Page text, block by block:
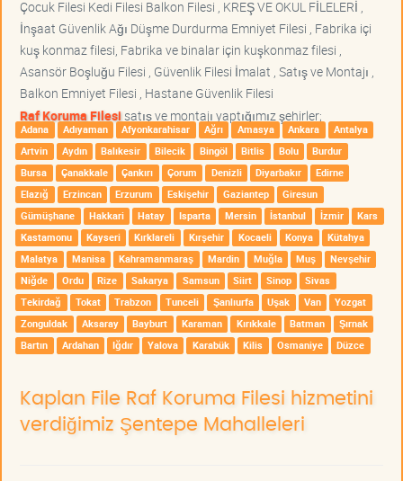
Çocuk Filesi Kedi Filesi Balkon Filesi , KREŞ VE OKUL FİLELERİ ,
İnşaat Güvenlik Ağı Düşme Durdurma Emniyet Filesi , Fabrika içi
kuş konmaz filesi, Fabrika ve binalar için kuşkonmaz filesi ,
Asansör Boşluğu Filesi , Güvenlik Filesi İmalat , Satış ve Montajı ,
Balkon Emniyet Filesi , Hastane Güvenlik Filesi
Raf Koruma Filesisatış ve montajı yaptığımız şehirler;
Adana Adıyaman Afyonkarahisar Ağrı Amasya Ankara
Antalya
Artvin
Aydın Balıkesir Bilecik Bingöl Bitlis Bolu
Burdur
Bursa
Çanakkale Çankırı Çorum Denizli Diyarbakır
Edirne
Elazığ
Erzincan Erzurum Eskişehir Gaziantep
Giresun
Gümüşhane
Hakkari Hatay Isparta Mersin İstanbul İzmir
Kars
Kastamonu
Kayseri Kırklareli Kırşehir Kocaeli Konya
Kütahya
Malatya
Manisa Kahramanmaraş Mardin Muğla Muş
Nevşehir
Niğde
Ordu Rize Sakarya Samsun Siirt Sinop
Sivas
Tekirdağ
Tokat Trabzon Tunceli Şanlıurfa Uşak Van
Yozgat
Zonguldak
Aksaray Bayburt Karaman Kırıkkale Batman
Şırnak
Bartın
Ardahan Iğdır Yalova Karabük Kilis Osmaniye Düzce
Kaplan File Raf Koruma Filesi hizmetini
verdiğimiz Şentepe Mahalleleri